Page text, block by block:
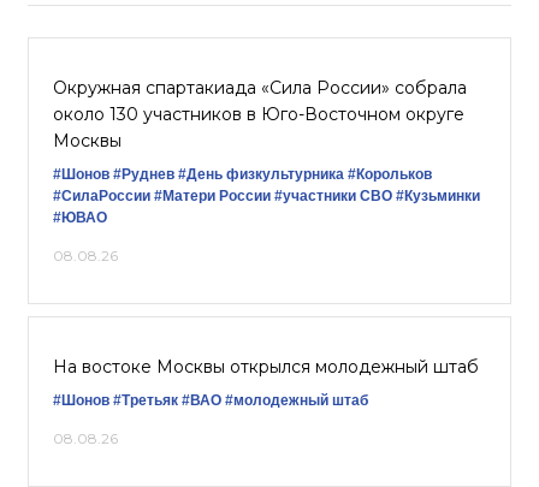
Окружная спартакиада «Сила России» собрала
около 130 участников в Юго-Восточном округе
Москвы
#Шонов #Руднев #День физкультурника #Корольков
#СилаРоссии #Матери России #участники СВО #Кузьминки
#ЮВАО
08.08.26
На востоке Москвы открылся молодежный штаб
#Шонов #Третьяк #ВАО #молодежный штаб
08.08.26